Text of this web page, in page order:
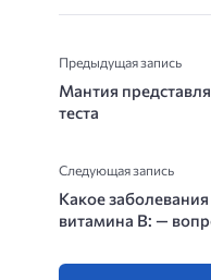
Предыдущая запись
Мантия
теста
Следующая запись
Какое
витамина В: —